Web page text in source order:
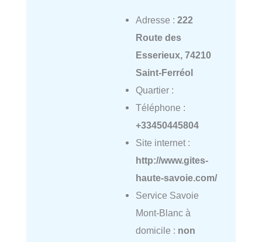
Adresse : 222
Route des
Esserieux, 74210
Saint-Ferréol
Quartier :
Téléphone :
+33450445804
Site internet :
http://www.gites-
haute-savoie.com/
Service Savoie
Mont-Blanc à
domicile : non